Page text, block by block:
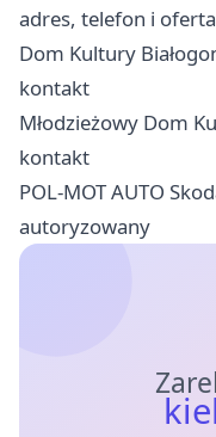
adres, telefon i
Dom Kultury
kontakt
Młodzieżowy Dom
kontakt
POL-MOT AUTO
autoryzowany